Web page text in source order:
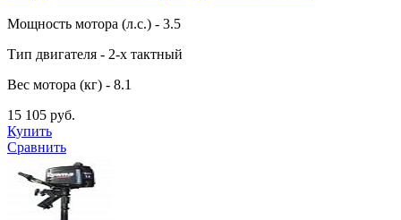
Мощность мотора (л.с.) - 3.5
Тип двигателя - 2-х тактный
Вес мотора (кг) - 8.1
15 105 руб.
Купить
Сравнить